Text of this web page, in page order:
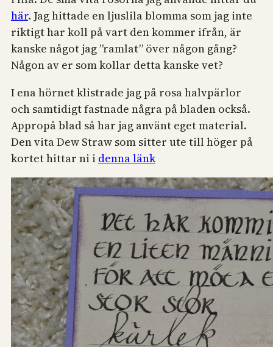
här. Jag hittade en ljuslila blomma som jag inte
riktigt har koll på vart den kommer ifrån, är
kanske något jag ”ramlat” över någon gång?
Någon av er som kollar detta kanske vet?
I ena hörnet klistrade jag på rosa halvpärlor
och samtidigt fastnade några på bladen också.
Appropå blad så har jag använt eget material.
Den vita Dew Straw som sitter ute till höger på
kortet hittar ni i denna länk